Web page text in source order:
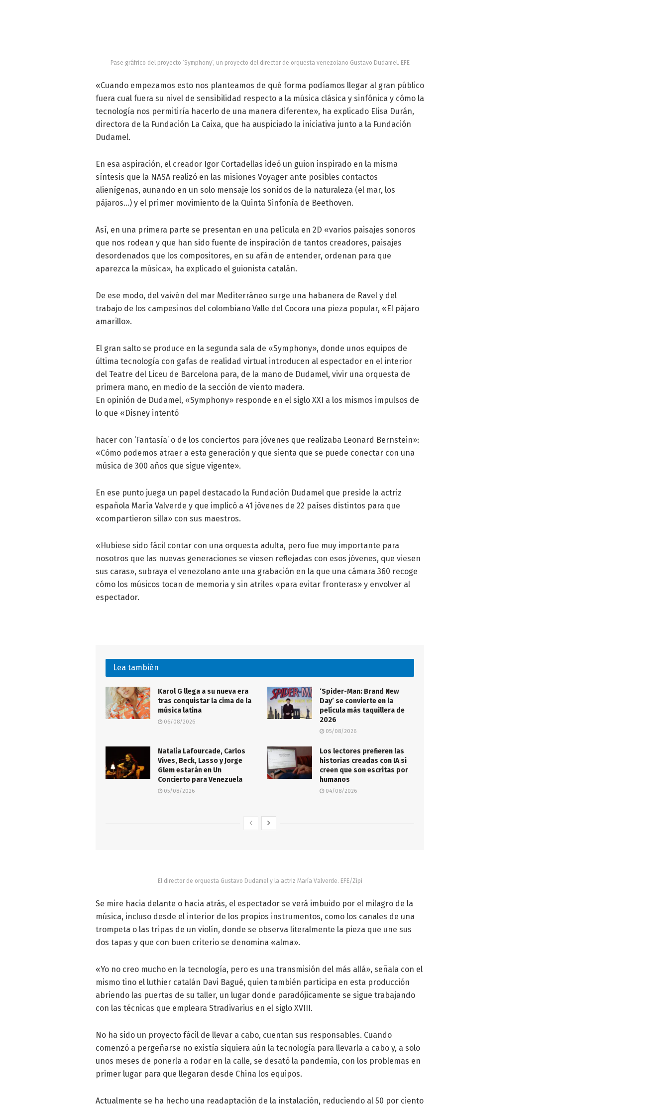
Pase gráfrico del proyecto ‘Symphony’, un proyecto del director de orquesta venezolano Gustavo Dudamel. EFE
«Cuando empezamos esto nos planteamos de qué forma podíamos llegar al gran público
fuera cual fuera su nivel de sensibilidad respecto a la música clásica y sinfónica y cómo la
tecnología nos permitiría hacerlo de una manera diferente», ha explicado Elisa Durán,
directora de la Fundación La Caixa, que ha auspiciado la iniciativa junto a la Fundación
Dudamel.
En esa aspiración, el creador Igor Cortadellas ideó un guion inspirado en la misma
síntesis que la NASA realizó en las misiones Voyager ante posibles contactos
alienígenas, aunando en un solo mensaje los sonidos de la naturaleza (el mar, los
pájaros…) y el primer movimiento de la Quinta Sinfonía de Beethoven.
Así, en una primera parte se presentan en una película en 2D «varios paisajes sonoros
que nos rodean y que han sido fuente de inspiración de tantos creadores, paisajes
desordenados que los compositores, en su afán de entender, ordenan para que
aparezca la música», ha explicado el guionista catalán.
De ese modo, del vaivén del mar Mediterráneo surge una habanera de Ravel y del
trabajo de los campesinos del colombiano Valle del Cocora una pieza popular, «El pájaro
amarillo».
El gran salto se produce en la segunda sala de «Symphony», donde unos equipos de
última tecnología con gafas de realidad virtual introducen al espectador en el interior
del Teatre del Liceu de Barcelona para, de la mano de Dudamel, vivir una orquesta de
primera mano, en medio de la sección de viento madera.
En opinión de Dudamel, «Symphony» responde en el siglo XXI a los mismos impulsos de
lo que «Disney intentó
hacer con ‘Fantasía’ o de los conciertos para jóvenes que realizaba Leonard Bernstein»:
«Cómo podemos atraer a esta generación y que sienta que se puede conectar con una
música de 300 años que sigue vigente».
En ese punto juega un papel destacado la Fundación Dudamel que preside la actriz
española María Valverde y que implicó a 41 jóvenes de 22 países distintos para que
«compartieron silla» con sus maestros.
«Hubiese sido fácil contar con una orquesta adulta, pero fue muy importante para
nosotros que las nuevas generaciones se viesen reflejadas con esos jóvenes, que viesen
sus caras», subraya el venezolano ante una grabación en la que una cámara 360 recoge
cómo los músicos tocan de memoria y sin atriles «para evitar fronteras» y envolver al
espectador.
Lea también
Karol G llega a su nueva era
tras conquistar la cima de la
música latina
06/08/2026
‘Spider-Man: Brand New
Day’ se convierte en la
película más taquillera de
2026
05/08/2026
Natalia Lafourcade, Carlos
Vives, Beck, Lasso y Jorge
Glem estarán en Un
Concierto para Venezuela
05/08/2026
Los lectores prefieren las
historias creadas con IA si
creen que son escritas por
humanos
04/08/2026
El director de orquesta Gustavo Dudamel y la actriz María Valverde. EFE/Zipi
Se mire hacia delante o hacia atrás, el espectador se verá imbuido por el milagro de la
música, incluso desde el interior de los propios instrumentos, como los canales de una
trompeta o las tripas de un violín, donde se observa literalmente la pieza que une sus
dos tapas y que con buen criterio se denomina «alma».
«Yo no creo mucho en la tecnología, pero es una transmisión del más allá», señala con el
mismo tino el luthier catalán Davi Bagué, quien también participa en esta producción
abriendo las puertas de su taller, un lugar donde paradójicamente se sigue trabajando
con las técnicas que empleara Stradivarius en el siglo XVIII.
No ha sido un proyecto fácil de llevar a cabo, cuentan sus responsables. Cuando
comenzó a pergeñarse no existía siquiera aún la tecnología para llevarla a cabo y, a solo
unos meses de ponerla a rodar en la calle, se desató la pandemia, con los problemas en
primer lugar para que llegaran desde China los equipos.
Actualmente se ha hecho una readaptación de la instalación, reduciendo al 50 por ciento